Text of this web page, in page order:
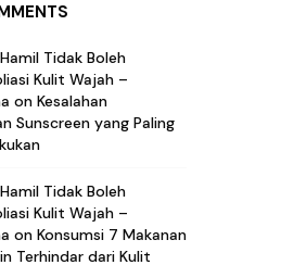
Tidak Boleh
Kulit Wajah –
on Kesalahan
Sunscreen yang Paling
Tidak Boleh
Kulit Wajah –
on Konsumsi 7 Makanan
Terhindar dari Kulit